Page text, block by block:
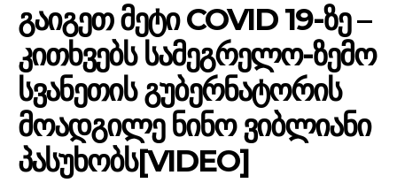
ᲒᲐᲘᲒᲔᲗ ᲛᲔᲢᲘ COVID 19-ᲖᲔ –
ᲙᲘᲗᲮᲕᲔᲑᲡ ᲡᲐᲛᲔᲒᲠᲔᲚᲝ-ᲖᲔᲛᲝ
ᲡᲕᲐᲜᲔᲗᲘᲡ ᲒᲣᲑᲔᲠᲜᲐᲢᲝᲠᲘᲡ
ᲛᲝᲐᲓᲒᲘᲚᲔ ᲜᲘᲜᲝ ᲕᲘᲑᲚᲘᲐᲜᲘ
ᲞᲐᲡᲣᲮᲝᲑᲡ[VIDEO]